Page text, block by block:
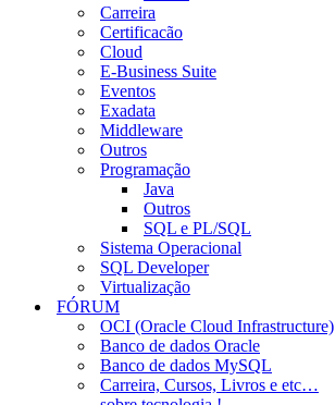
Carreira
Certificacão
Cloud
E-Business Suite
Eventos
Exadata
Middleware
Outros
Programação
Java
Outros
SQL e PL/SQL
Sistema Operacional
SQL Developer
Virtualização
FÓRUM
OCI (Oracle Cloud Infrastructure)
Banco de dados Oracle
Banco de dados MySQL
Carreira, Cursos, Livros e etc…